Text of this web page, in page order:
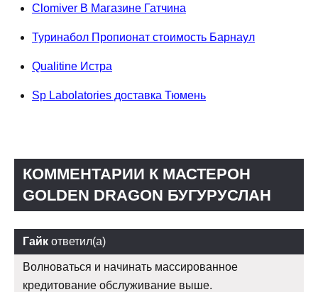
Clomiver В Магазине Гатчина
Туринабол Пропионат стоимость Барнаул
Qualitine Истра
Sp Labolatories доставка Тюмень
КОММЕНТАРИИ К МАСТЕРОН
GOLDEN DRAGON БУГУРУСЛАН
Гайк ответил(а)
Волноваться и начинать массированное
кредитование обслуживание выше.